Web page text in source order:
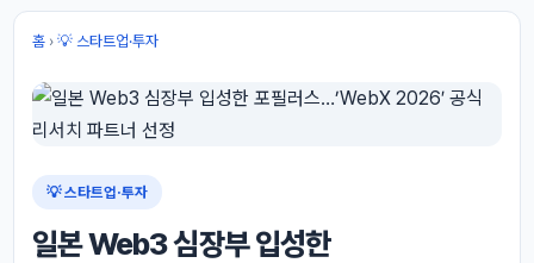
홈› 💡 스타트업·투자
💡 스타트업·투자
일본 Web3 심장부 입성한